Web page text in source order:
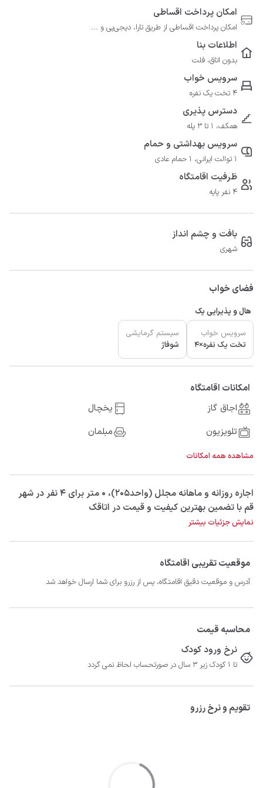
امکان پرداخت اقساطی
امکان پرداخت اقساطی از طریق تارا، دیجی‌پی و ...
اطلاعات بنا
بدون اتاق، فلت
سرویس خواب
4 تخت یک نفره
دسترس پذیری
همکف، 1 تا 3 پله
سرویس بهداشتی و حمام
1 توالت ایرانی، 1 حمام عادی
ظرفیت اقامتگاه
4 نفر پایه
بافت و چشم انداز
شهری
فضای خواب
هال و پذیرایی یک
سرویس خواب
تخت یک نفره×4
سیستم گرمایشی
شوفاژ
امکانات اقامتگاه
اجاق گاز
یخچال
تلویزیون
مبلمان
مشاهده همه امکانات
‫‫اجاره روزانه و ماهانه مجلل (واحد۲۰۵)، 0 متر برای 4 نفر در شهر
قم با تضمین بهترین کیفیت و قیمت در اتاقک
نمایش جزئیات بیشتر
موقعیت تقریبی اقامتگاه
آدرس و موقعیت دقیق اقامتگاه، پس از رزرو برای شما ارسال خواهد شد
محاسبه قیمت
نرخ ورود کودک
تا 1 کودک زیر 3 سال در صورتحساب لحاظ نمی گردد
تقویم و نرخ رزرو